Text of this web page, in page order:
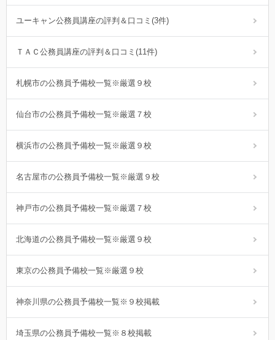
ユーキャン公務員講座の評判＆口コミ(3件)
ＴＡＣ公務員講座の評判＆口コミ(11件)
札幌市の公務員予備校一覧※厳選９校
仙台市の公務員予備校一覧※厳選７校
横浜市の公務員予備校一覧※厳選９校
名古屋市の公務員予備校一覧※厳選９校
神戸市の公務員予備校一覧※厳選７校
北海道の公務員予備校一覧※厳選９校
東京の公務員予備校一覧※厳選９校
神奈川県の公務員予備校一覧※９校掲載
埼玉県の公務員予備校一覧※８校掲載